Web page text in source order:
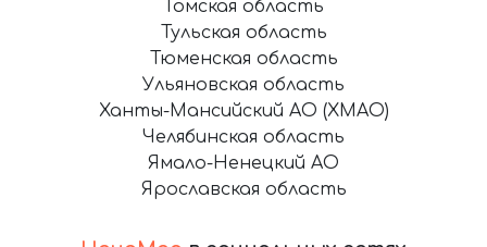
Томская область
Тульская область
Тюменская область
Ульяновская область
Ханты-Мансийский АО (ХМАО)
Челябинская область
Ямало-Ненецкий АО
Ярославская область